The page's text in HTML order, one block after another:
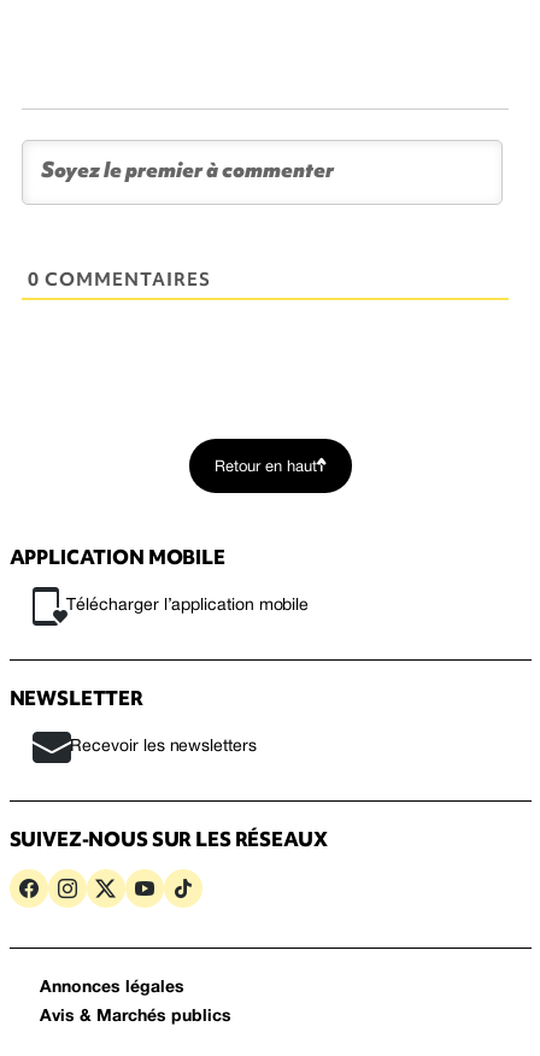
0 COMMENTAIRES
Retour en haut
APPLICATION MOBILE
Télécharger l’application mobile
NEWSLETTER
Recevoir les newsletters
SUIVEZ-NOUS SUR LES RÉSEAUX
Annonces légales
Avis & Marchés publics